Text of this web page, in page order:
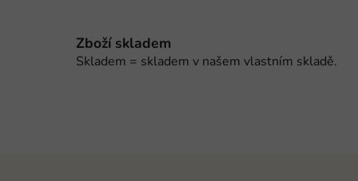
i
s
Zboží skladem
Skladem = skladem v našem vlastním skladě.